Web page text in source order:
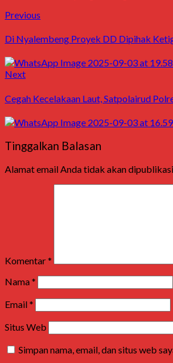
Post
navigation
Previous
Di Nyalembeng Proyek DD Dipihak
NextNext
Cegah Kecelakaan Laut, Satpolairud
Tinggalkan Balasan
Alamat email Anda tidak akan
Komentar*
Nama*
Email*
Situs Web
Simpan nama, email, dan situs web